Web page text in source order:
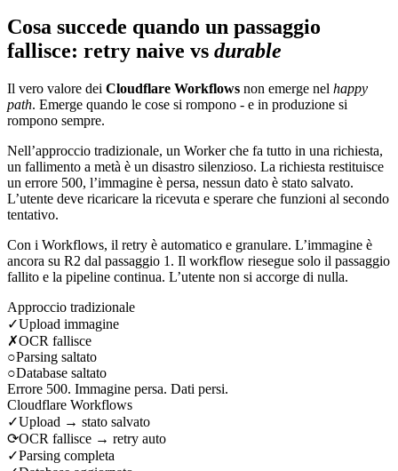
Cosa succede quando un passaggio
fallisce: retry naive vs durable
Il vero valore dei Cloudflare Workflows non emerge nel happy
path. Emerge quando le cose si rompono - e in produzione si
rompono sempre.
Nell’approccio tradizionale, un Worker che fa tutto in una richiesta,
un fallimento a metà è un disastro silenzioso. La richiesta restituisce
un errore 500, l’immagine è persa, nessun dato è stato salvato.
L’utente deve ricaricare la ricevuta e sperare che funzioni al secondo
tentativo.
Con i Workflows, il retry è automatico e granulare. L’immagine è
ancora su R2 dal passaggio 1. Il workflow riesegue solo il passaggio
fallito e la pipeline continua. L’utente non si accorge di nulla.
Approccio tradizionale
✓Upload immagine
✗OCR fallisce
○Parsing saltato
○Database saltato
Errore 500. Immagine persa. Dati persi.
Cloudflare Workflows
✓Upload → stato salvato
⟳OCR fallisce → retry auto
✓Parsing completa